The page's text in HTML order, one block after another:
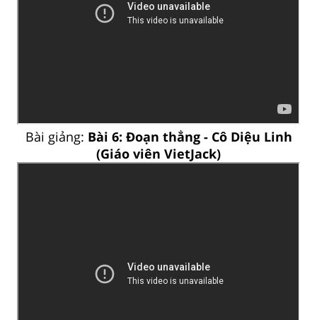
Bài giảng: Bài 6: Đoạn thẳng - Cô Diệu Linh
(Giáo viên VietJack)